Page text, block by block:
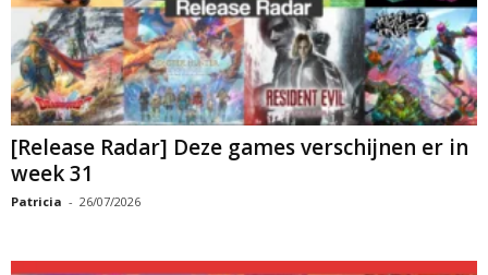
[Release Radar] Deze games verschijnen er in
week 31
Patricia - 26/07/2026